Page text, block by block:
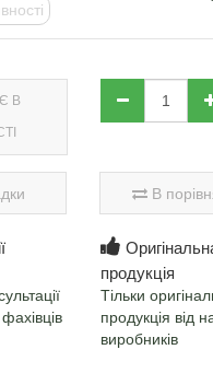
В
В
продукція
Тільки
продукція від
виробників